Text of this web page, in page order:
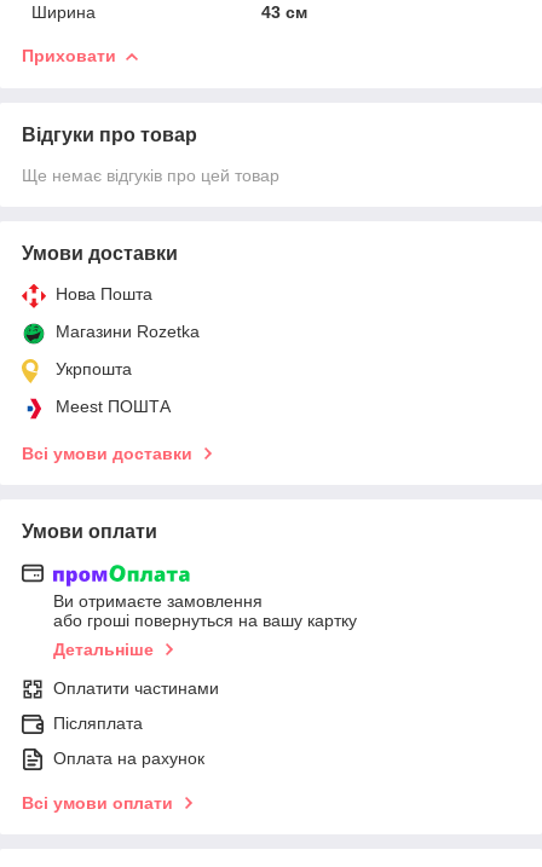
Ширина
43 см
Приховати
Відгуки про товар
Ще немає відгуків про цей товар
Умови доставки
Нова Пошта
Магазини Rozetka
Укрпошта
Meest ПОШТА
Всі умови доставки
Умови оплати
Ви отримаєте замовлення
або гроші повернуться на вашу картку
Детальніше
Оплатити частинами
Післяплата
Оплата на рахунок
Всі умови оплати